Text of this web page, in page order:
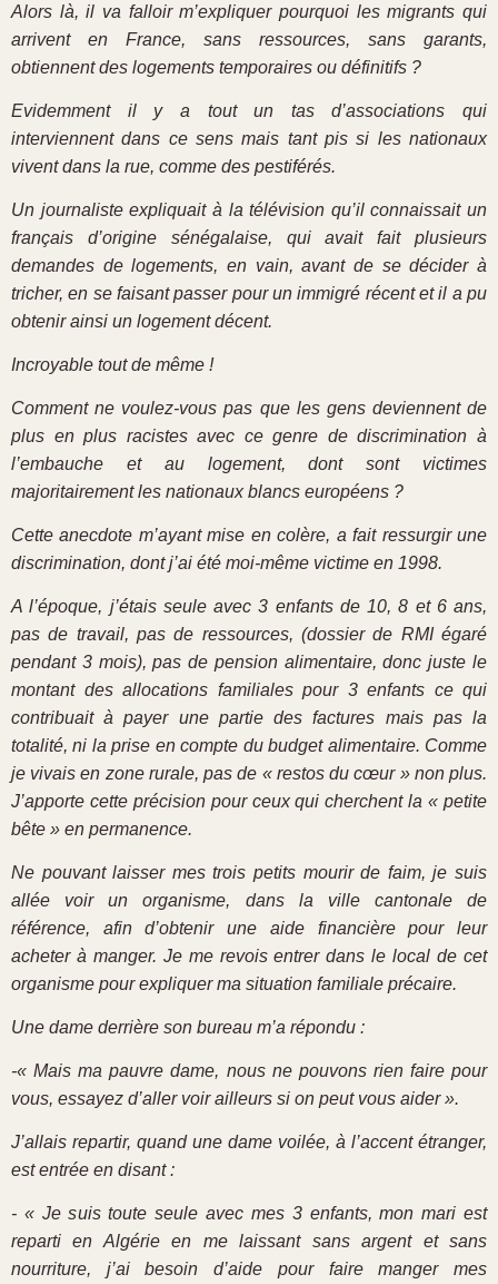
Alors là, il va falloir m’expliquer pourquoi les migrants qui
arrivent en France, sans ressources, sans garants,
obtiennent des logements temporaires ou définitifs ?
Evidemment il y a tout un tas d’associations qui
interviennent dans ce sens mais tant pis si les nationaux
vivent dans la rue, comme des pestiférés.
Un journaliste expliquait à la télévision qu’il connaissait un
français d’origine sénégalaise, qui avait fait plusieurs
demandes de logements, en vain, avant de se décider à
tricher, en se faisant passer pour un immigré récent et il a pu
obtenir ainsi un logement décent.
Incroyable tout de même !
Comment ne voulez-vous pas que les gens deviennent de
plus en plus racistes avec ce genre de discrimination à
l’embauche et au logement, dont sont victimes
majoritairement les nationaux blancs européens ?
Cette anecdote m’ayant mise en colère, a fait ressurgir une
discrimination, dont j’ai été moi-même victime en 1998.
A l’époque, j’étais seule avec 3 enfants de 10, 8 et 6 ans,
pas de travail, pas de ressources, (dossier de RMI égaré
pendant 3 mois), pas de pension alimentaire, donc juste le
montant des allocations familiales pour 3 enfants ce qui
contribuait à payer une partie des factures mais pas la
totalité, ni la prise en compte du budget alimentaire. Comme
je vivais en zone rurale, pas de « restos du cœur » non plus.
J’apporte cette précision pour ceux qui cherchent la « petite
bête » en permanence.
Ne pouvant laisser mes trois petits mourir de faim, je suis
allée voir un organisme, dans la ville cantonale de
référence, afin d’obtenir une aide financière pour leur
acheter à manger. Je me revois entrer dans le local de cet
organisme pour expliquer ma situation familiale précaire.
Une dame derrière son bureau m’a répondu :
-« Mais ma pauvre dame, nous ne pouvons rien faire pour
vous, essayez d’aller voir ailleurs si on peut vous aider ».
J’allais repartir, quand une dame voilée, à l’accent étranger,
est entrée en disant :
- « Je suis toute seule avec mes 3 enfants, mon mari est
reparti en Algérie en me laissant sans argent et sans
nourriture, j’ai besoin d’aide pour faire manger mes